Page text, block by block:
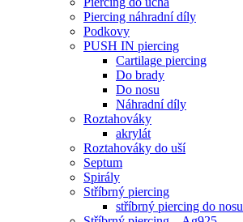
Piercing náhradní díly
Podkovy
PUSH IN piercing
Cartilage piercing
Do brady
Do nosu
Náhradní díly
Roztahováky
akrylát
Roztahováky do uší
Septum
Spirály
Stříbrný piercing
stříbrný piercing do nosu